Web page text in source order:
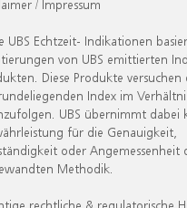
/ Impressum
UBS Echtzeit- Indikationen
von UBS emittierten
Diese Produkte versuchen
Index im
UBS übernimmt dabei
für die Genauigkeit,
oder Angemessenheit
Methodik.